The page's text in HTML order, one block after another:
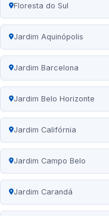
Floresta do Sul
Jardim Aquinópolis
Jardim Barcelona
Jardim Belo Horizonte
Jardim Califórnia
Jardim Campo Belo
Jardim Carandá